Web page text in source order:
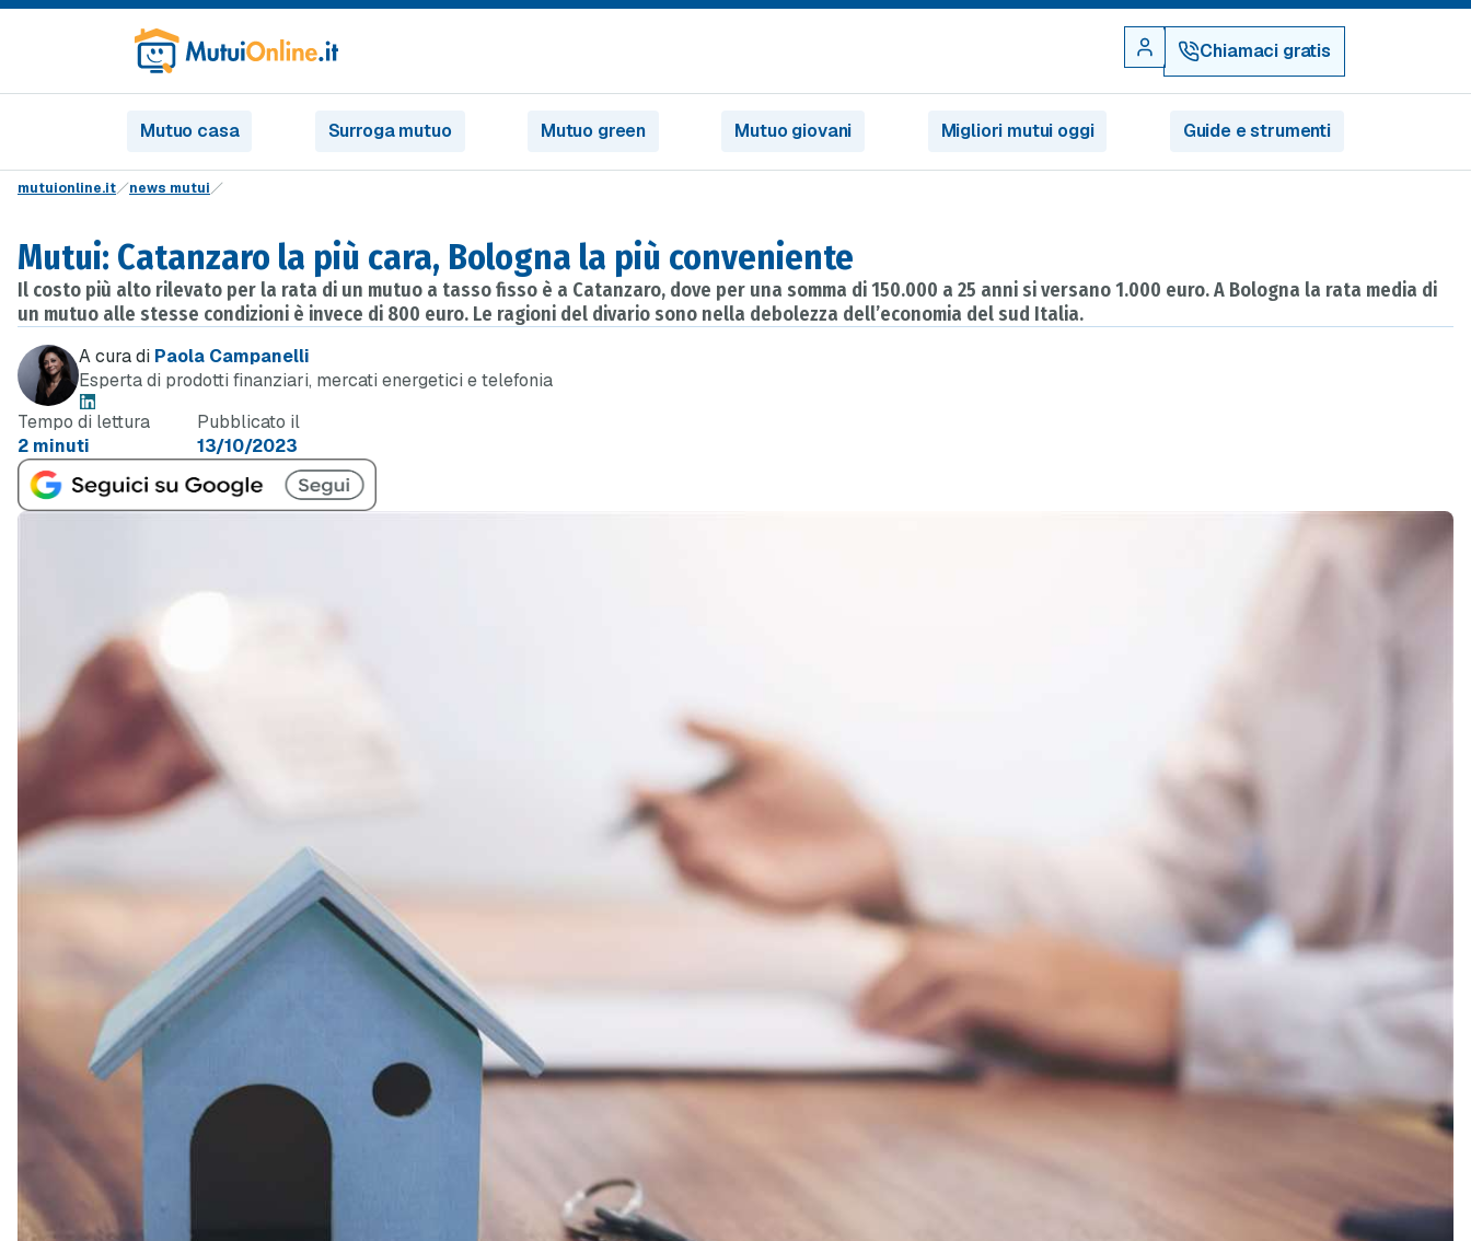
Chiamaci gratis
Mutuo casa Surroga mutuo Mutuo green Mutuo giovani Migliori mutui oggi Guide e strumenti
mutuionline.it news mutui
Mutui: Catanzaro la più cara, Bologna la più conveniente
Il costo più alto rilevato per la rata di un mutuo a tasso fisso è a Catanzaro, dove per una somma di 150.000 a 25 anni si versano 1.000 euro. A Bologna la rata media di
un mutuo alle stesse condizioni è invece di 800 euro. Le ragioni del divario sono nella debolezza dell’economia del sud Italia.
A cura di Paola Campanelli
Esperta di prodotti finanziari, mercati energetici e telefonia
Tempo di lettura
2 minuti
Pubblicato il
13/10/2023